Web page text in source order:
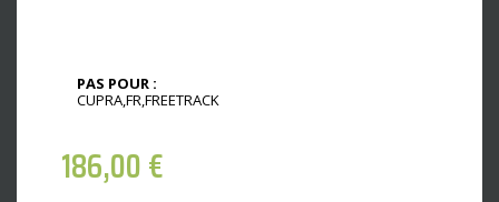
PAS POUR :
CUPRA,FR,FREETRACK
186,00€